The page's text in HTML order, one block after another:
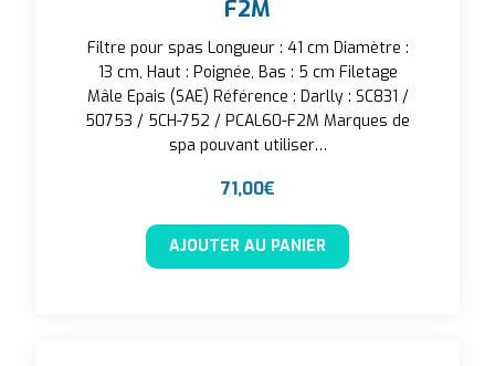
F2M
Filtre pour spas Longueur : 41 cm Diamètre :
13 cm, Haut : Poignée, Bas : 5 cm Filetage
Mâle Epais (SAE) Référence : Darlly : SC831 /
50753 / 5CH-752 / PCAL60-F2M Marques de
spa pouvant utiliser…
71,00€
AJOUTER AU PANIER